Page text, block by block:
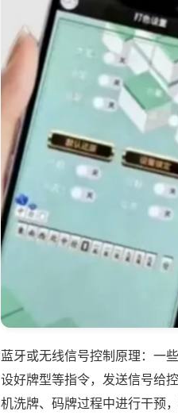
蓝牙或无线信号控制原理：一
设好牌型等指令，发送信号给
机洗牌、码牌过程中进行干预